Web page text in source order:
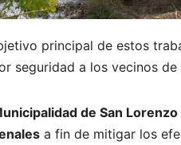
principal de estos
seguridad a los vecinos
de San Lorenzo
a fin de mitigar los